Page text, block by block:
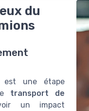
du
est une étape
transport de
un impact